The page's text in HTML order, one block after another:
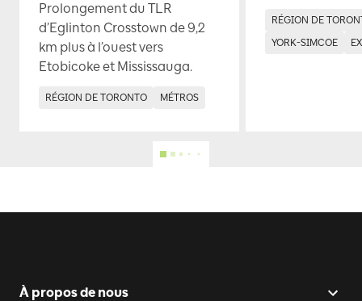
Prolongement du TLR
d’Eglinton Crosstown de 9,2
km plus à l’ouest vers
Etobicoke et Mississauga.
RÉGION DE TORONTO MÉTROS
RÉGION DE
YORK-SIMCOE
À propos de nous